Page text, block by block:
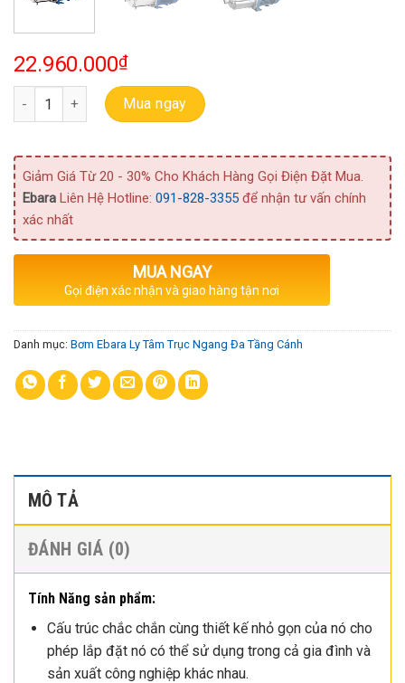
22.960.000₫
Bơm Ebara Ly Tâm Trục Ngang Đa Tầng Cánh Matrix 10-6T/2.2M
Mua ngay
Giảm Giá Từ 20 - 30% Cho Khách Hàng Gọi Điện Đặt Mua.
Ebara Liên Hệ Hotline: 091-828-3355 để nhận tư vấn chính
xác nhất
MUA NGAY
Gọi điện xác nhận và giao hàng tận nơi
Danh mục: Bơm Ebara Ly Tâm Trục Ngang Đa Tầng Cánh
MÔ TẢ
ĐÁNH GIÁ (0)
Tính Năng sản phẩm:
Cấu trúc chắc chắn cùng thiết kế nhỏ gọn của nó cho
phép lắp đặt nó có thể sử dụng trong cả gia đình và
sản xuất công nghiệp khác nhau.